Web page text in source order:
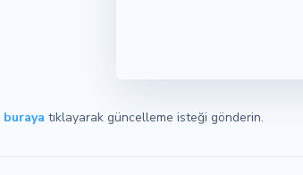
buraya tıklayarak güncelleme isteği gönderin.